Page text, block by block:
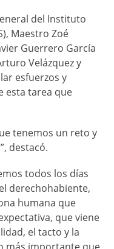
del Instituto
Maestro Zoé
Guerrero García
Velázquez y
esfuerzos y
esta tarea que
tenemos un reto y
destacó.
todos los días
derechohabiente,
humana que
que viene
el tacto y la